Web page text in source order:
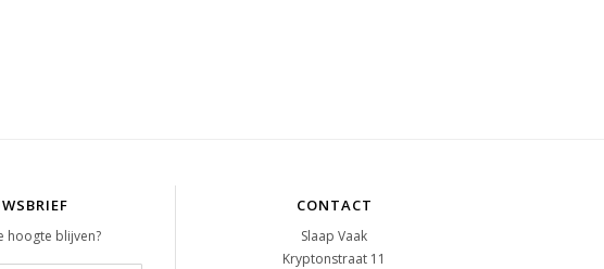
hoogte blijven?
CONTACT
Slaap Vaak
Kryptonstraat 11